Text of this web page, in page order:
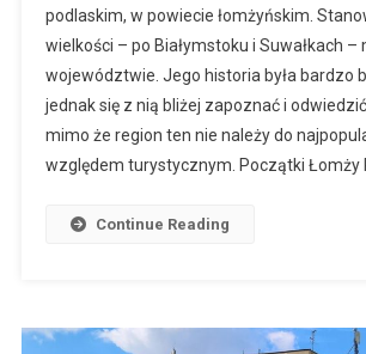
podlaskim, w powiecie łomżyńskim.
wielkości – po Białymstoku i Suwałkach
województwie. Jego historia była bardzo
jednak się z nią bliżej zapoznać i
mimo że region ten nie należy do
względem turystycznym. Początki Łomży
Continue Reading